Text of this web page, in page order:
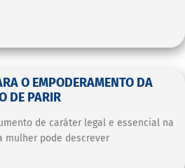
O EMPODERAMENTO DA
DE PARIR
de caráter legal e essencial na
mulher pode descrever